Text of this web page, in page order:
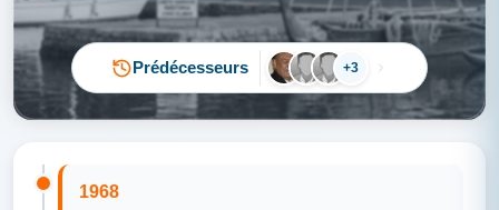
Prédécesseurs +3
1968